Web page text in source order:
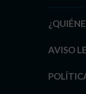
AVISO